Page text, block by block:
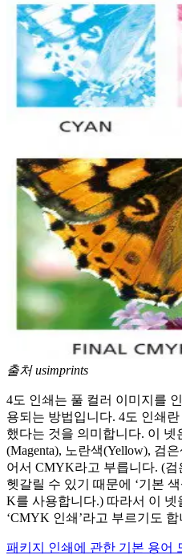
출처 usimprints
4도 인쇄는 풀 컬러 이미지를
용되는 방법입니다. 4도 인쇄
했다는 것을 의미합니다. 이 넷
(Magenta), 노란색(Yellow), 검
어서 CMYK라고 부릅니다. (
헷갈릴 수 있기 때문에 ‘기본
K를 사용합니다.) 따라서 이 넷
‘CMYK 인쇄’라고 부르기도 합
패키지 인쇄에 관한 기본 용어